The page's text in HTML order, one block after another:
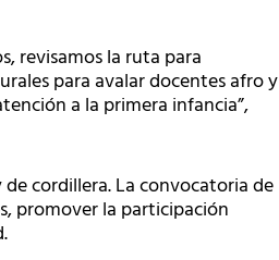
revisamos la ruta para
para avalar docentes afro y
a la primera infancia”,
cordillera. La convocatoria de
promover la participación